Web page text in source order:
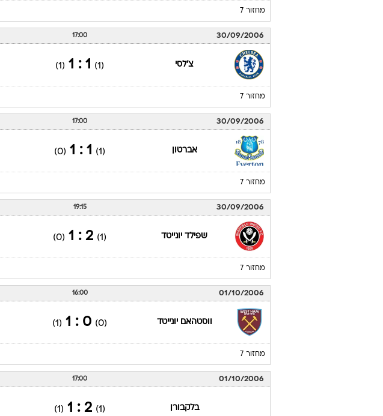
מחזור 7
30/09/2006
17:00
צ'לסי (1)
1 : 1
(1)
מחזור 7
30/09/2006
17:00
אברטון (1)
1 : 1
(0)
מחזור 7
30/09/2006
19:15
שפילד יונייטד (1)
2 : 1
(0)
מחזור 7
01/10/2006
16:00
ווסטהאם יונייטד (0)
0 : 1
(1)
מחזור 7
01/10/2006
17:00
בלקבורן (1)
2 : 1
(1)